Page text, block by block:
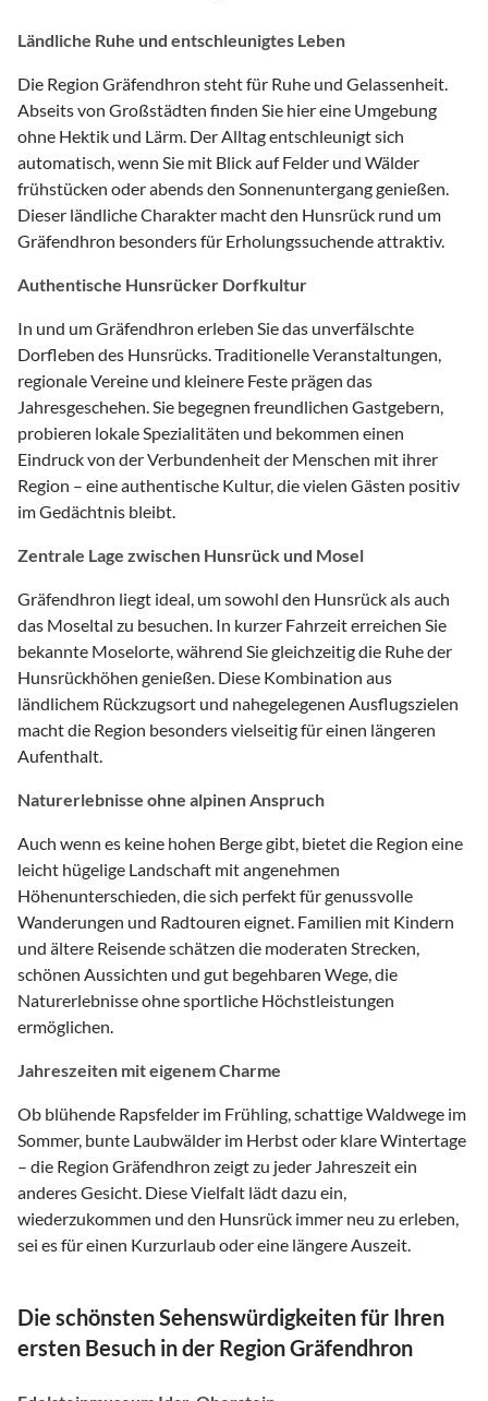
Ländliche Ruhe und entschleunigtes Leben
Die Region Gräfendhron steht für Ruhe und Gelassenheit.
Abseits von Großstädten finden Sie hier eine Umgebung
ohne Hektik und Lärm. Der Alltag entschleunigt sich
automatisch, wenn Sie mit Blick auf Felder und Wälder
frühstücken oder abends den Sonnenuntergang genießen.
Dieser ländliche Charakter macht den Hunsrück rund um
Gräfendhron besonders für Erholungssuchende attraktiv.
Authentische Hunsrücker Dorfkultur
In und um Gräfendhron erleben Sie das unverfälschte
Dorfleben des Hunsrücks. Traditionelle Veranstaltungen,
regionale Vereine und kleinere Feste prägen das
Jahresgeschehen. Sie begegnen freundlichen Gastgebern,
probieren lokale Spezialitäten und bekommen einen
Eindruck von der Verbundenheit der Menschen mit ihrer
Region – eine authentische Kultur, die vielen Gästen positiv
im Gedächtnis bleibt.
Zentrale Lage zwischen Hunsrück und Mosel
Gräfendhron liegt ideal, um sowohl den Hunsrück als auch
das Moseltal zu besuchen. In kurzer Fahrzeit erreichen Sie
bekannte Moselorte, während Sie gleichzeitig die Ruhe der
Hunsrückhöhen genießen. Diese Kombination aus
ländlichem Rückzugsort und nahegelegenen Ausflugszielen
macht die Region besonders vielseitig für einen längeren
Aufenthalt.
Naturerlebnisse ohne alpinen Anspruch
Auch wenn es keine hohen Berge gibt, bietet die Region eine
leicht hügelige Landschaft mit angenehmen
Höhenunterschieden, die sich perfekt für genussvolle
Wanderungen und Radtouren eignet. Familien mit Kindern
und ältere Reisende schätzen die moderaten Strecken,
schönen Aussichten und gut begehbaren Wege, die
Naturerlebnisse ohne sportliche Höchstleistungen
ermöglichen.
Jahreszeiten mit eigenem Charme
Ob blühende Rapsfelder im Frühling, schattige Waldwege im
Sommer, bunte Laubwälder im Herbst oder klare Wintertage
– die Region Gräfendhron zeigt zu jeder Jahreszeit ein
anderes Gesicht. Diese Vielfalt lädt dazu ein,
wiederzukommen und den Hunsrück immer neu zu erleben,
sei es für einen Kurzurlaub oder eine längere Auszeit.
Die schönsten Sehenswürdigkeiten für Ihren
ersten Besuch in der Region Gräfendhron